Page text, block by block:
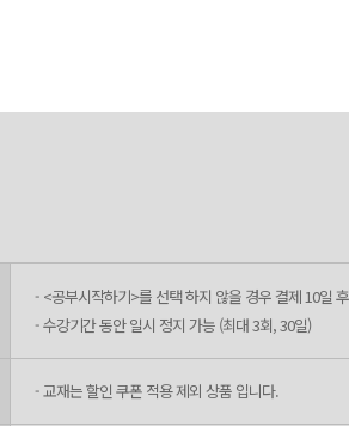
- <공부시작하기>를 선택 하지 않을 경우 결제 10일
- 수강기간 동안 일시 정지 가능 (최대 3회, 30일)
- 교재는 할인 쿠폰 적용 제외 상품 입니다.